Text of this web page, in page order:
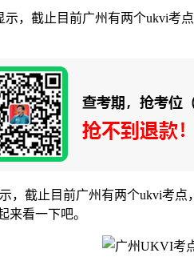
，截止目前广州有两个ukvi
截止目前广州有两个ukvi考点
来看一下吧。